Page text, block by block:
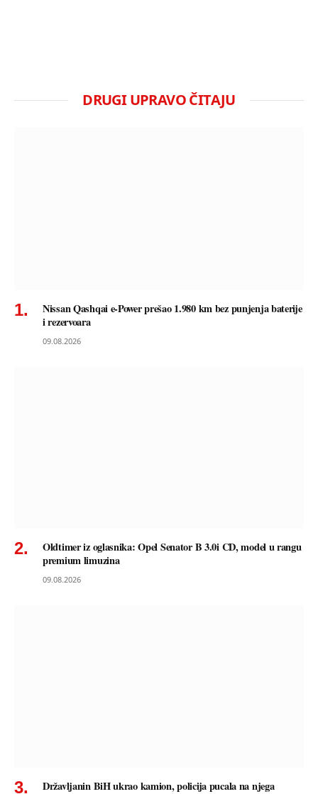
DRUGI UPRAVO ČITAJU
Nissan Qashqai e-Power prešao 1.980 km bez punjenja baterije
i rezervoara
09.08.2026
Oldtimer iz oglasnika: Opel Senator B 3.0i CD, model u rangu
premium limuzina
09.08.2026
Državljanin BiH ukrao kamion, policija pucala na njega